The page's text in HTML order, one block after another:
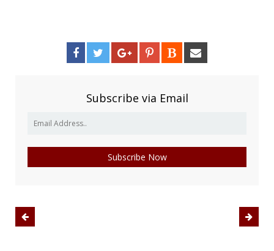
Subscribe via Email